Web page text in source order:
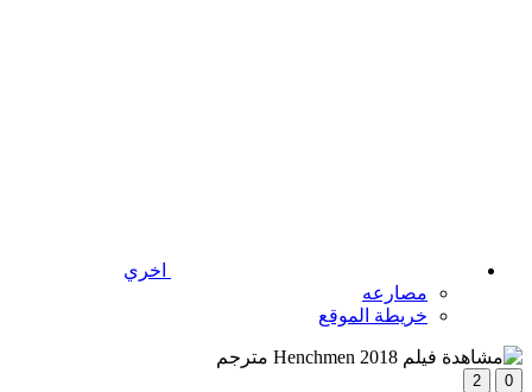
اخري
مصارعه
خريطة الموقع
0
2